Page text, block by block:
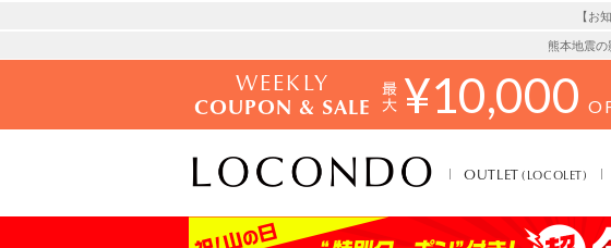
【お
熊本地震の
WEEKLY
COUPON & SALE ¥10,000
OUTLET(LOCOLET)